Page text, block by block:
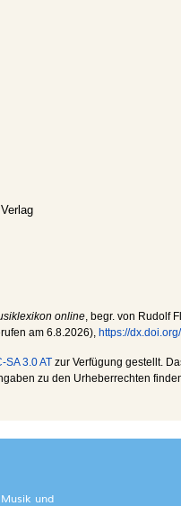
online, begr. von Rudolf
am 6.8.2026), https://
SA 3.0 AT zur Verfügung gestellt.
zu den Urheberrechten
und